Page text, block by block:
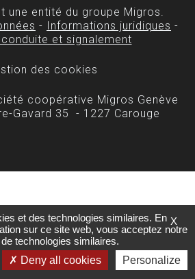
FacebookInstagram
une entité du groupe Migros.
- Informations juridiques -
et signalement
des cookies
coopérative Migros Genève
Gavard 35 - 1227 Carouge
X
et des technologies similaires. En
sur ce site web, vous acceptez notre
technologies similaires.
Deny all cookies Personalize